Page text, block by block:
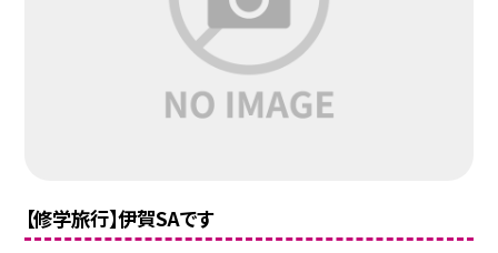
【修学旅行】伊賀SAです